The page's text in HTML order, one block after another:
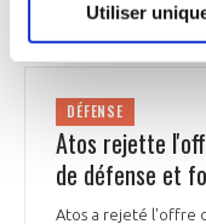
Utiliser
DÉFENSE
Atos rejette
de défense et
Atos a rejeté l'offre